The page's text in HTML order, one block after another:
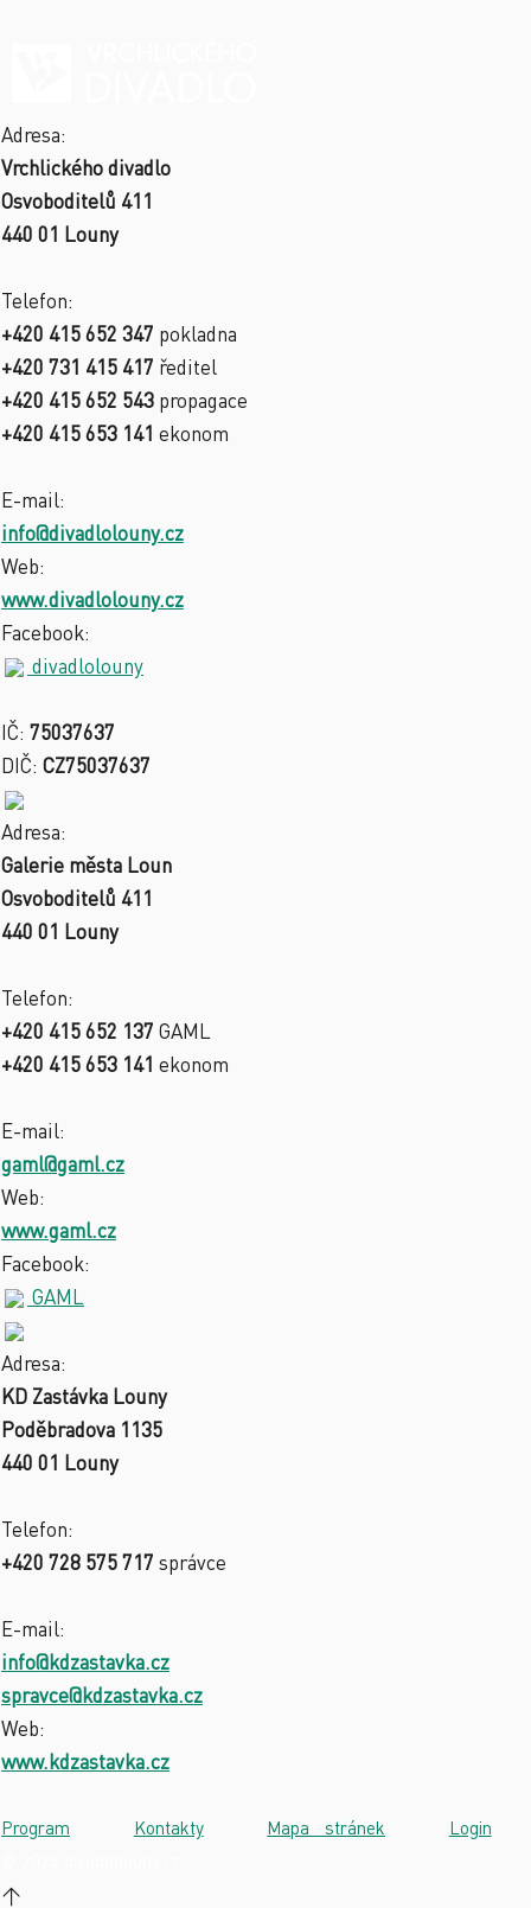
Adresa:
Vrchlického divadlo
Osvoboditelů 411
440 01 Louny
Telefon:
+420 415 652 347 pokladna
+420 731 415 417 ředitel
+420 415 652 543 propagace
+420 415 653 141 ekonom
E-mail:
info@divadlolouny.cz
Web:
www.divadlolouny.cz
Facebook:
divadlolouny
IČ: 75037637
DIČ: CZ75037637
Adresa:
Galerie města Loun
Osvoboditelů 411
440 01 Louny
Telefon:
+420 415 652 137 GAML
+420 415 653 141 ekonom
E-mail:
gaml@gaml.cz
Web:
www.gaml.cz
Facebook:
GAML
Adresa:
KD Zastávka Louny
Poděbradova 1135
440 01 Louny
Telefon:
+420 728 575 717 správce
E-mail:
info@kdzastavka.cz
spravce@kdzastavka.cz
Web:
www.kdzastavka.cz
Program Kontakty· Mapa stránek Login
↑